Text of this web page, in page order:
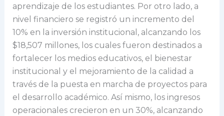
aprendizaje de los estudiantes. Por otro lado, a
nivel financiero se registró un incremento del
10% en la inversión institucional, alcanzando los
$18,507 millones, los cuales fueron destinados a
fortalecer los medios educativos, el bienestar
institucional y el mejoramiento de la calidad a
través de la puesta en marcha de proyectos para
el desarrollo académico. Así mismo, los ingresos
operacionales crecieron en un 30%, alcanzando